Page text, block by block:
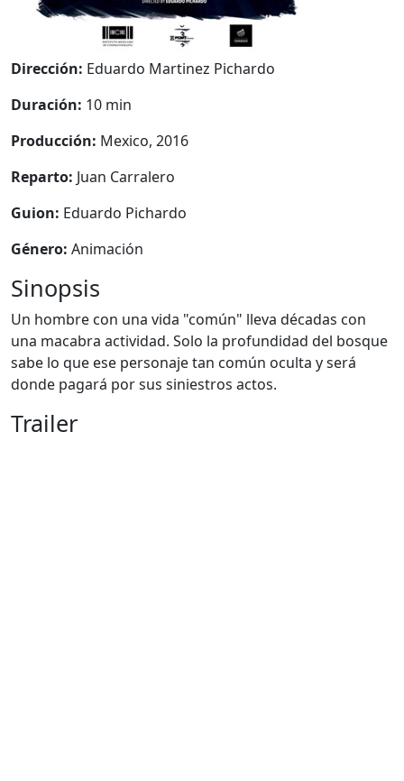
Dirección: Eduardo Martinez Pichardo
Duración: 10 min
Producción: Mexico, 2016
Reparto: Juan Carralero
Guion: Eduardo Pichardo
Género: Animación
Sinopsis
Un hombre con una vida "común" lleva décadas con
una macabra actividad. Solo la profundidad del bosque
sabe lo que ese personaje tan común oculta y será
donde pagará por sus siniestros actos.
Trailer